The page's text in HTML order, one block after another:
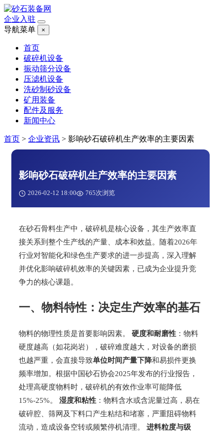
企业入驻
导航菜单
×
首页
破碎机设备
振动筛分设备
压滤机设备
洗砂制砂设备
矿用装备
配件及服务
新闻中心
首页 > 企业资讯 > 影响砂石破碎机生产效率的主要因素
影响砂石破碎机生产效率的主要因素
2026-02-12 18:00 765次浏览
在砂石骨料生产中，破碎机是核心设备，其生产效率直
接关系到整个生产线的产量、成本和效益。随着2026年
行业对智能化和绿色生产要求的进一步提高，深入理解
并优化影响破碎机效率的关键因素，已成为企业提升竞
争力的核心课题。
一、物料特性：决定生产效率的基石
物料的物理性质是首要影响因素。 硬度和耐磨性 ：物料
硬度越高（如花岗岩），破碎难度越大，对设备的磨损
也越严重，会直接导致单位时间产量下降和易损件更换
频率增加。根据中国砂石协会2025年发布的行业报告，
处理高硬度物料时，破碎机的有效作业率可能降低
15%-25%。 湿度和粘性 ：物料含水或含泥量过高，易在
破碎腔、筛网及下料口产生粘结和堵塞，严重阻碍物料
流动，造成设备空转或频繁停机清理。 进料粒度与级